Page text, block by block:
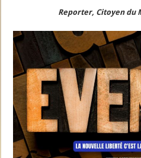
Reporter, Citoyen du